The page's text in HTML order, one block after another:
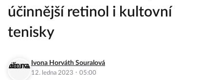
účinnější retinol i kultovní
tenisky
Ivona Horváth Souralová
12. ledna 2023 · 05:00